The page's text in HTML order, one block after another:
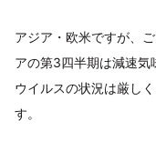
アジア・欧米ですが、
アの第3四半期は減速気
ウイルスの状況は厳し
す。